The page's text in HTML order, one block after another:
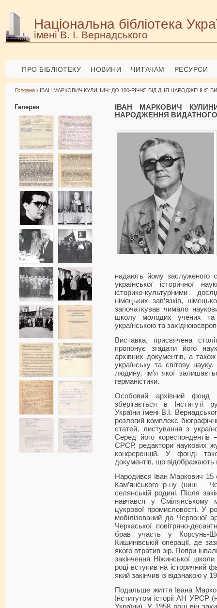
Національна бібліотека
імені В. І. Вернадського
ПРО БІБЛІОТЕКУ НОВИНИ ЧИТАЧАМ РЕСУРСИ
Головна › ІВАН МАРКОВИЧ КУЛИНИЧ: ДО 100-РІЧЧЯ ВІД ДНЯ НАРОДЖЕННЯ
Галерея
ІВАН МАРКОВИЧ
НАРОДЖЕННЯ ВИДАТНОГО
надають йому заслуженого
української історичної
історико-культурними
німецьких зав’язків,
започаткував чимало
школу молодих учених та
українською та
Виставка, присвячена
пропонує згадати його
архівних документів, а
українську та світову
людину, ім’я якої
германістики.
Особовий архівний
зберігається в Інституті
України імені В.І.
розлогий комплекс
статей, листування з
Серед його кореспондентів
СРСР, редактори наукових
конференцій. У фонді
документів, що відображають
Народився Іван Маркович 15
Кам’янського р-ну (нині –
селянській родині. Після
навчався у Смілянському
цукрової промисловості. У
мобілізований до Червоної
Черкаської повітряно-
брав участь у Корсунь-
Кишинівській операції, де
якого втратив зір. Попри
закінчення Ніжинської
році вступив на історичний
який закінчив із відзнакою у
Подальше життя Івана
Інститутом історії АН УРСР